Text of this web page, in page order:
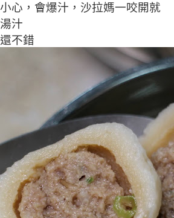
心，會爆汁，沙拉媽一咬開就
汁
不錯